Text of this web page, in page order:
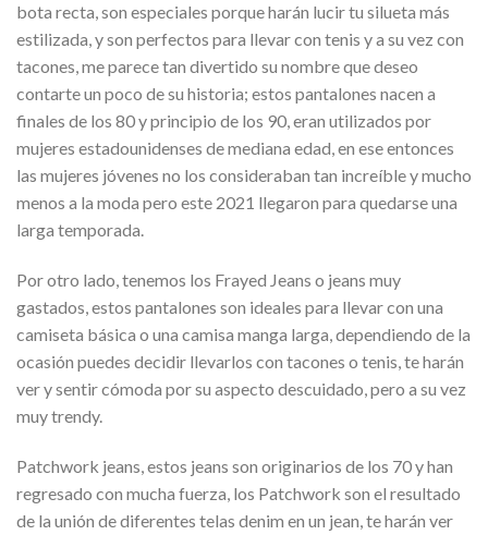
bota recta, son especiales porque harán lucir tu silueta más
estilizada, y son perfectos para llevar con tenis y a su vez con
tacones, me parece tan divertido su nombre que deseo
contarte un poco de su historia; estos pantalones nacen a
finales de los 80 y principio de los 90, eran utilizados por
mujeres estadounidenses de mediana edad, en ese entonces
las mujeres jóvenes no los consideraban tan increíble y mucho
menos a la moda pero este 2021 llegaron para quedarse una
larga temporada.
Por otro lado, tenemos los Frayed Jeans o jeans muy
gastados, estos pantalones son ideales para llevar con una
camiseta básica o una camisa manga larga, dependiendo de la
ocasión puedes decidir llevarlos con tacones o tenis, te harán
ver y sentir cómoda por su aspecto descuidado, pero a su vez
muy trendy.
Patchwork jeans, estos jeans son originarios de los 70 y han
regresado con mucha fuerza, los Patchwork son el resultado
de la unión de diferentes telas denim en un jean, te harán ver